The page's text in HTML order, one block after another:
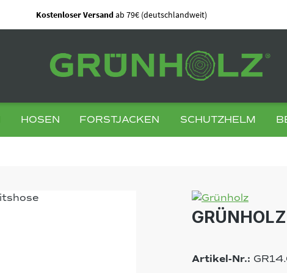
Kostenloser Versandab 79€ (deutschlandweit)
HOSEN FORSTJACKEN SCHUTZHELM
Artikel-Nr.: